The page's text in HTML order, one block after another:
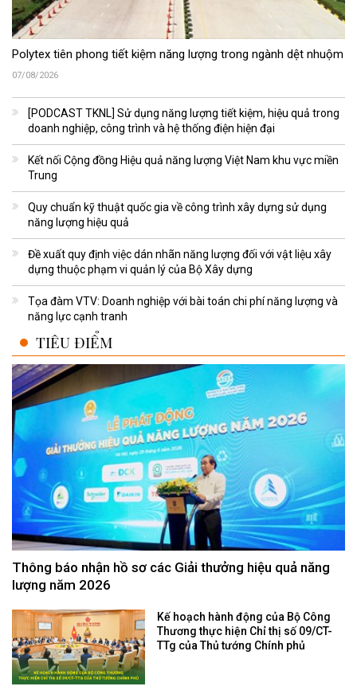
Polytex tiên phong tiết kiệm năng lượng trong ngành dệt nhuộm
07/08/2026
[PODCAST TKNL] Sử dụng năng lượng tiết kiệm, hiệu quả trong
doanh nghiệp, công trình và hệ thống điện hiện đại
Kết nối Cộng đồng Hiệu quả năng lượng Việt Nam khu vực miền
Trung
Quy chuẩn kỹ thuật quốc gia về công trình xây dựng sử dụng
năng lượng hiệu quả
Đề xuất quy định việc dán nhãn năng lượng đối với vật liệu xây
dựng thuộc phạm vi quản lý của Bộ Xây dựng
Tọa đàm VTV: Doanh nghiệp với bài toán chi phí năng lượng và
năng lực cạnh tranh
TIÊU ĐIỂM
Thông báo nhận hồ sơ các Giải thưởng hiệu quả năng
lượng năm 2026
Kế hoạch hành động của Bộ Công
Thương thực hiện Chỉ thị số 09/CT-
TTg của Thủ tướng Chính phủ